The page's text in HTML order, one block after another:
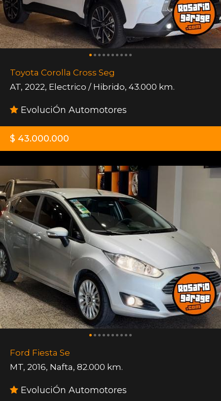
Toyota Corolla Cross Seg
AT, 2022, Electrico / Hibrido, 43.000 km.
EvoluciÓn Automotores
$ 43.000.000
Ford Fiesta Se
MT, 2016, Nafta, 82.000 km.
EvoluciÓn Automotores